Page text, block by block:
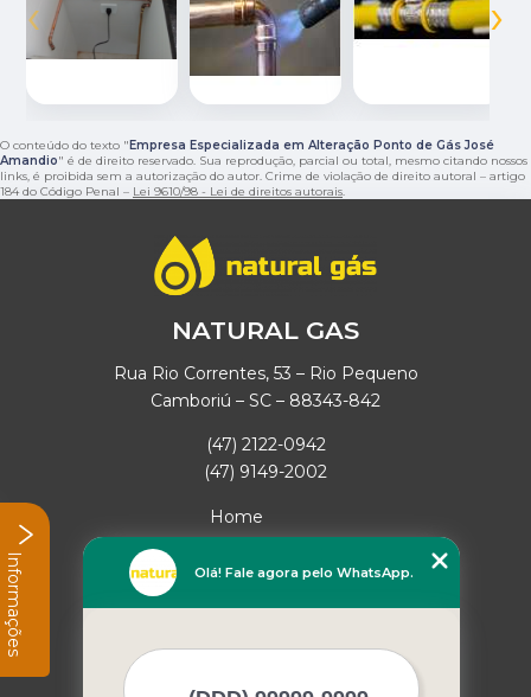
‹ ›
O conteúdo do texto " Empresa Especializada em Alteração Ponto de Gás José
Amandio" é de direito reservado. Sua reprodução, parcial ou total, mesmo citando nossos
links, é proibida sem a autorização do autor. Crime de violação de direito autoral – artigo
184 do Código Penal – Lei 9610/98 - Lei de direitos autorais.
NATURAL GAS
Rua Rio Correntes, 53 – Rio Pequeno
Camboriú – SC – 88343-842
(47) 2122-0942
(47) 9149-2002
Home
Empresa
Missão
Mapa do site
Olá! Fale agora pelo WhatsApp.
Informações